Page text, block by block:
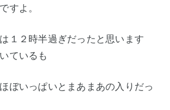
すよ。
１２時半過ぎだったと思います
ているも
ぼいっぱいとまあまあの入りだっ